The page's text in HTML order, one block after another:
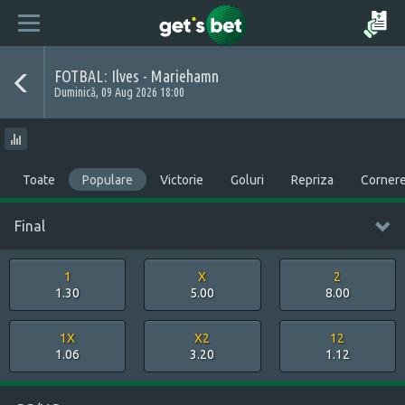
FOTBAL: Ilves - Mariehamn
Duminică, 09 Aug 2026 18:00
Toate Populare Victorie Goluri Repriza
Final
1
1.30
X
5.00
2
8.00
1X
1.06
X2
3.20
12
1.12